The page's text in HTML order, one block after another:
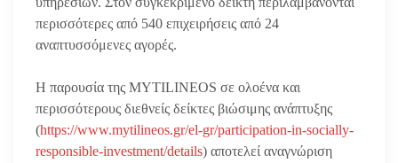
περισσότερες από 540 επιχειρήσεις από 24
αναπτυσσόμενες αγορές.
Η παρουσία της MYTILINEOS σε ολοένα και
περισσότερους διεθνείς δείκτες βιώσιμης ανάπτυξης
(https://www.mytilineos.gr/el-gr/participation-in-socially-
responsible-investment/details) αποτελεί αναγνώριση